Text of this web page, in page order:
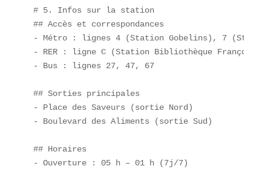
# 5. Infos sur la station
## Accès et correspondances
- Métro : lignes 4 (Station Gobelins), 7
- RER : ligne C (Station Bibliothèque
- Bus : lignes 27, 47, 67
## Sorties principales
- Place des Saveurs (sortie Nord)
- Boulevard des Aliments (sortie Sud)
## Horaires
- Ouverture : 05 h – 01 h (7j/7)